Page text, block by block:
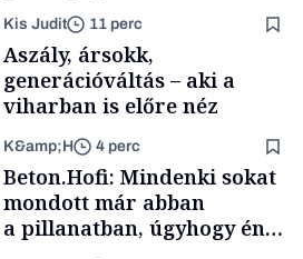
fűszersztori
Kis Judit 11 perc
Aszály, ársokk,
generációváltás – aki a
viharban is előre néz
K&amp;H 4 perc
Beton.Hofi: Mindenki sokat
mondott már abban
a pillanatban, úgyhogy én